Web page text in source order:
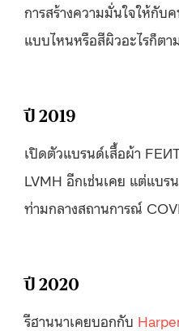
การสร้างความมั่นใจให้กับ
แบบไหนหรือสีผิวอะไรก็ตา
ปี 2019
เปิดตัวแบรนด์เสื้อผ้า
LVMH อีกเช่นเคย แต่แบ
ท่ามกลางสถานการณ์
ปี 2020
รีฮานนาเคยบอกกับ